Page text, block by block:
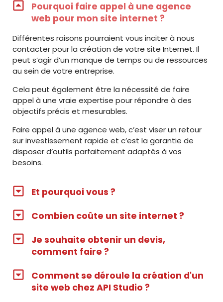
Pourquoi faire appel à une agence
web pour mon site internet ?
Différentes raisons pourraient vous inciter à nous
contacter pour la création de votre site Internet. Il
peut s’agir d’un manque de temps ou de ressources
au sein de votre entreprise.
Cela peut également être la nécessité de faire
appel à une vraie expertise pour répondre à des
objectifs précis et mesurables.
Faire appel à une agence web, c’est viser un retour
sur investissement rapide et c’est la garantie de
disposer d’outils parfaitement adaptés à vos
besoins.
Et pourquoi vous ?
Combien coûte un site internet ?
Je souhaite obtenir un devis,
comment faire ?
Comment se déroule la création d'un
site web chez API Studio ?